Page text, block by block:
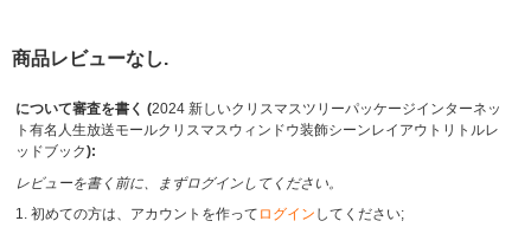
商品レビューなし.
について審査を書く (2024 新しいクリスマスツリーパッケージインターネッ
ト有名人生放送モールクリスマスウィンドウ装飾シーンレイアウトリトルレ
ッドブック):
レビューを書く前に、まずログインしてください。
1. 初めての方は、アカウントを作って ログイン してください;